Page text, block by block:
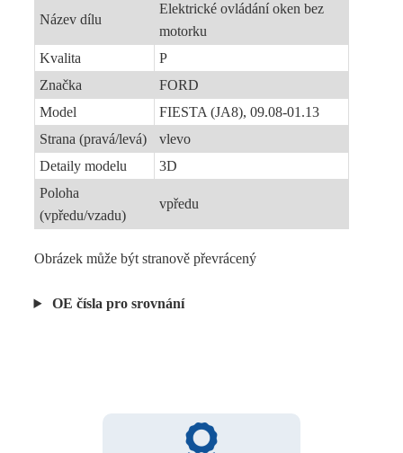
Název dílu
Elektrické ovládání oken bez
motorku
Kvalita
P
Značka
FORD
Model
FIESTA (JA8), 09.08-01.13
Strana (pravá/levá)
vlevo
Detaily modelu
3D
Poloha
(vpředu/vzadu)
vpředu
Obrázek může být stranově převrácený
OE čísla pro srovnání